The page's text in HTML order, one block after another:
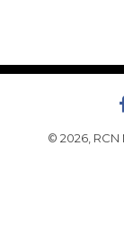
© 2026,